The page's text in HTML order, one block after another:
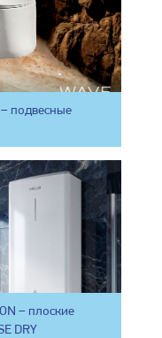
подвесные
– плоские
DRY